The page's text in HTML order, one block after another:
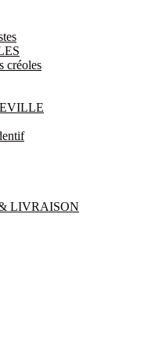
créoles
LIVRAISON